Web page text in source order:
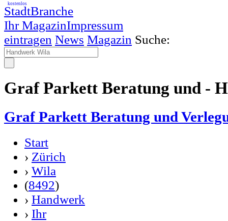
StadtBranche
Ihr MagazinImpressum
kostenlos
eintragen News Magazin Suche:
Graf Parkett Beratung und -
Graf Parkett Beratung und
Start
› Zürich
› Wila
(8492)
› Handwerk
› Ihr